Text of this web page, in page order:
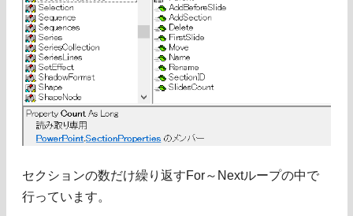
セクションの数だけ繰り返すFor～Nextループの中で
行っています。